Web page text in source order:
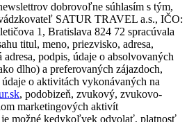
dobrovoľne súhlasím s tým,
SATUR TRAVEL a.s., IČO:
1, Bratislava 824 72 spracúvala
titul, meno, priezvisko, adresa,
podpis, údaje o absolvovaných
dlho) a preferovaných zájazdoch,
o aktivitách vykonávaných na
, podobizeň, zvukový, zvukovo-
marketingových aktivít
možné kedykoľvek odvolať, platnosť